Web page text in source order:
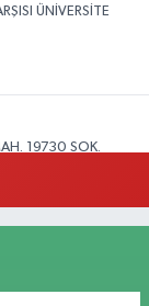
ÜNİVERSİTE
19730 SOK.